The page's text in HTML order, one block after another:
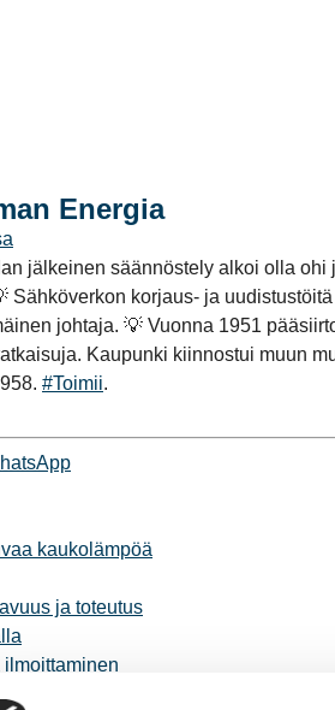
Energia
jälkeinen säännöstely alkoi olla
Sähköverkon korjaus- ja
johtaja. 💡 Vuonna 1951
Kaupunki kiinnostui muun
#Toimii.
kaukolämpöä
ja toteutus